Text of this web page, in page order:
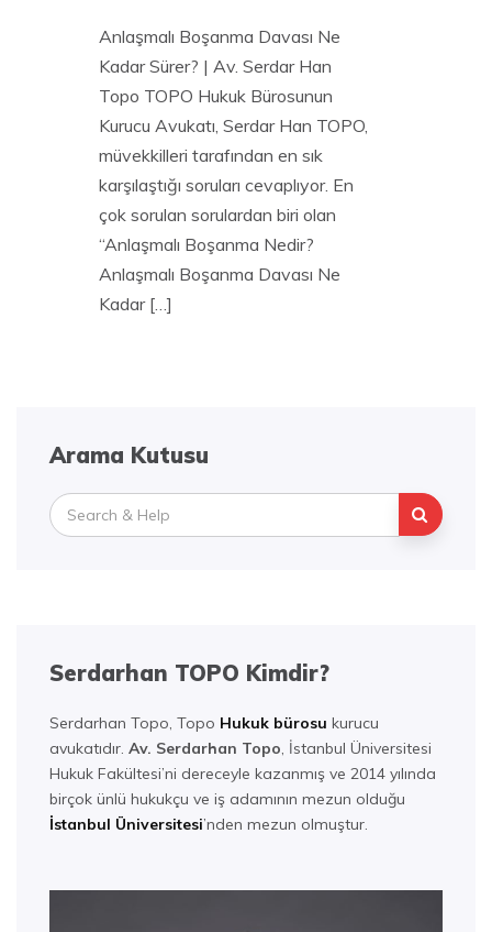
Anlaşmalı Boşanma Davası Ne
Kadar Sürer? | Av. Serdar Han
Topo TOPO Hukuk Bürosunun
Kurucu Avukatı, Serdar Han TOPO,
müvekkilleri tarafından en sık
karşılaştığı soruları cevaplıyor. En
çok sorulan sorulardan biri olan
“Anlaşmalı Boşanma Nedir?
Anlaşmalı Boşanma Davası Ne
Kadar […]
Arama Kutusu
Search
for:
Serdarhan TOPO Kimdir?
Serdarhan Topo, Topo Hukuk bürosu kurucu
avukatıdır. Av. Serdarhan Topo, İstanbul Üniversitesi
Hukuk Fakültesi’ni dereceyle kazanmış ve 2014 yılında
birçok ünlü hukukçu ve iş adamının mezun olduğu
İstanbul Üniversitesi’nden mezun olmuştur.